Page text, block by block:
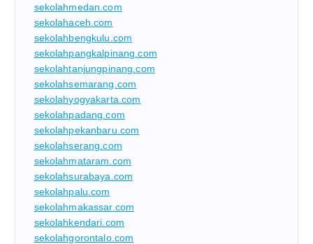
sekolahmedan.com
sekolahaceh.com
sekolahbengkulu.com
sekolahpangkalpinang.com
sekolahtanjungpinang.com
sekolahsemarang.com
sekolahyogyakarta.com
sekolahpadang.com
sekolahpekanbaru.com
sekolahserang.com
sekolahmataram.com
sekolahsurabaya.com
sekolahpalu.com
sekolahmakassar.com
sekolahkendari.com
sekolahgorontalo.com